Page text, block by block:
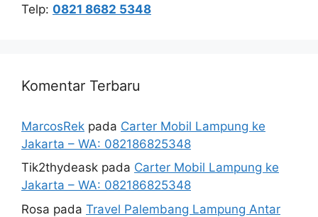
Telp: 0821 8682 5348
Komentar Terbaru
MarcosRek pada Carter Mobil Lampung ke
Jakarta – WA: 082186825348
Tik2thydeask pada Carter Mobil Lampung ke
Jakarta – WA: 082186825348
Rosa pada Travel Palembang Lampung Antar